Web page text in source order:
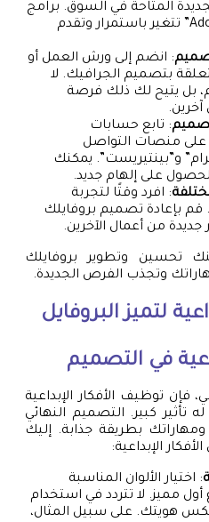
المتاحة في السوق. برامج
مثل “Figma” و”Adobe XD” تتغير باستمرار وتقدم
: انضم إلى ورش العمل أو
بتصميم الجرافيك. لا
بل يتيح لك ذلك فرصة
: تابع حسابات
على منصات التواصل
و”بينتيريست”. يمكنك
على إلهام جديد.
: افرد وقتًا لتجربة
بإعادة تصميم بروفايلك
من أعمال الآخرين.
تحسين وتطوير بروفايلك
وتجذب الفرص الجديدة.
لتميز البروفايل
في التصميم
فإن توظيف الأفكار الإبداعية
تأثير كبير. التصميم النهائي
بطريقة جذابة. إليك
الإبداعية:
: اختيار الألوان المناسبة
مميز. لا تتردد في استخدام
هويتك. على سبيل المثال،